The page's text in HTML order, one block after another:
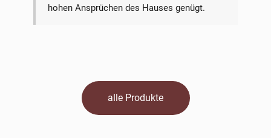
hohen Ansprüchen des Hauses genügt.
alle Produkte